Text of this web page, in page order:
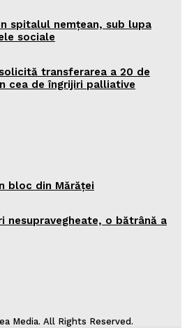
spitalul nemţean, sub lupa
sociale
transferarea a 20 de
cea de îngrijiri palliative
bloc din Mărăţei
nesupravegheate, o bătrână a
Media. All Rights Reserved.